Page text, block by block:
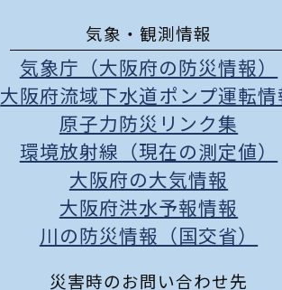
気象・観測情報
気象庁（大阪府の防災情報）
大阪府流域下水道ポンプ運転情
原子力防災リンク集
環境放射線（現在の測定値）
大阪府の大気情報
大阪府洪水予報情報
川の防災情報（国交省）
災害時のお問い合わせ先